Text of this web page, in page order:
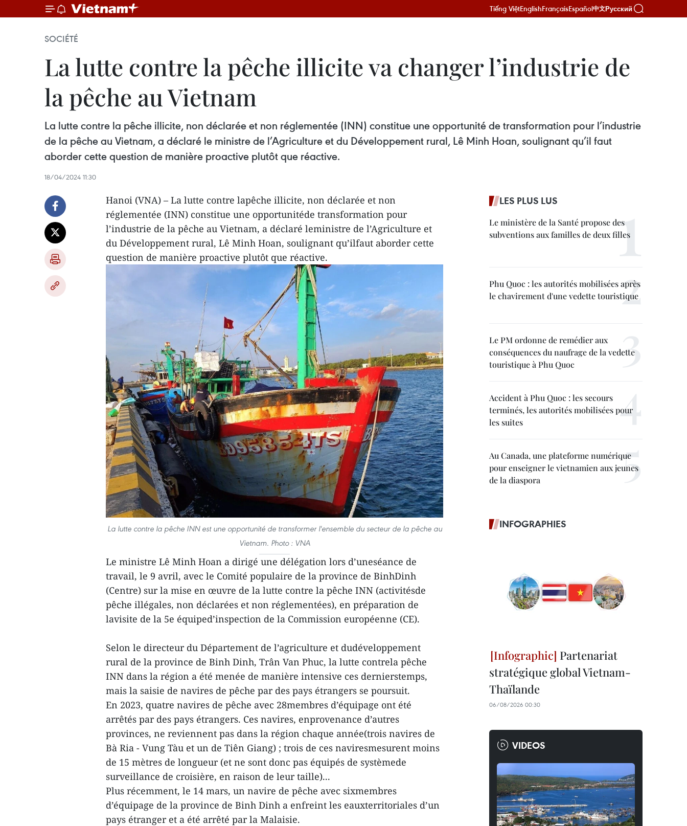
Tiếng ViệtEnglishFrançaisEspañol中文Русский
SOCIÉTÉ
La lutte contre la pêche illicite va changer l’industrie de
la pêche au Vietnam
La lutte contre la pêche illicite, non déclarée et non réglementée (INN) constitue une opportunité de transformation pour l’industrie
de la pêche au Vietnam, a déclaré le ministre de l’Agriculture et du Développement rural, Lê Minh Hoan, soulignant qu’il faut
aborder cette question de manière proactive plutôt que réactive.
18/04/2024 11:30
Hanoi (VNA) – La lutte contre lapêche illicite, non déclarée et non
réglementée (INN) constitue une opportunitéde transformation pour
l’industrie de la pêche au Vietnam, a déclaré leministre de l’Agriculture et
du Développement rural, Lê Minh Hoan, soulignant qu’ilfaut aborder cette
question de manière proactive plutôt que réactive.
La lutte contre la pêche INN est une opportunité de transformer l'ensemble du secteur de la pêche au
Vietnam. Photo : VNA
Le ministre Lê Minh Hoan a dirigé une délégation lors d’uneséance de
travail, le 9 avril, avec le Comité populaire de la province de BinhDinh
(Centre) sur la mise en œuvre de la lutte contre la pêche INN (activitésde
pêche illégales, non déclarées et non réglementées), en préparation de
lavisite de la 5e équiped’inspection de la Commission européenne (CE).
Selon le directeur du Département de l’agriculture et dudéveloppement
rural de la province de Binh Dinh, Trân Van Phuc, la lutte contrela pêche
INN dans la région a été menée de manière intensive ces dernierstemps,
mais la saisie de navires de pêche par des pays étrangers se poursuit.
En 2023, quatre navires de pêche avec 28membres d’équipage ont été
arrêtés par des pays étrangers. Ces navires, enprovenance d’autres
provinces, ne reviennent pas dans la région chaque année(trois navires de
Bà Ria - Vung Tàu et un de Tiên Giang) ; trois de ces naviresmesurent moins
de 15 mètres de longueur (et ne sont donc pas équipés de systèmede
surveillance de croisière, en raison de leur taille)...
Plus récemment, le 14 mars, un navire de pêche avec sixmembres
d’équipage de la province de Binh Dinh a enfreint les eauxterritoriales d’un
pays étranger et a été arrêté par la Malaisie.
LES PLUS LUS
Le ministère de la Santé propose des
subventions aux familles de deux filles
Phu Quoc : les autorités mobilisées après
le chavirement d'une vedette touristique
Le PM ordonne de remédier aux
conséquences du naufrage de la vedette
touristique à Phu Quoc
Accident à Phu Quoc : les secours
terminés, les autorités mobilisées pour
les suites
Au Canada, une plateforme numérique
pour enseigner le vietnamien aux jeunes
de la diaspora
INFOGRAPHIES
Partenariat
stratégique global Vietnam-
Thaïlande
06/08/2026 00:30
VIDEOS